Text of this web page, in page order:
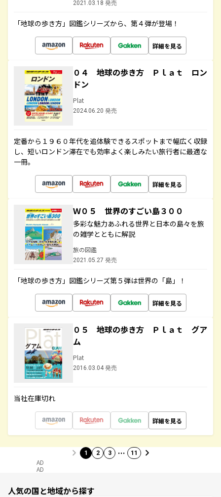
2021.03.18 発売
「地球の歩き方」図鑑シリーズから、第４弾が登場！
詳細を見る
０４ 地球の歩き方 Ｐｌａｔ ロン
ドン
Plat
2024.06.20 発売
定番から１９６０年代を追体験できるスポットまで幅広く収録
し、短いロンドン滞在でも効率よく楽しみたい旅行者に最適な
一冊。
詳細を見る
Ｗ０５ 世界のすごい島３００
多彩な魅力あふれる世界と日本の島々を旅
の雑学とともに解説
旅の図鑑
2021.05.27 発売
「地球の歩き方」図鑑シリーズ第５弾は世界の「島」！
詳細を見る
０５ 地球の歩き方 Ｐｌａｔ グア
ム
Plat
2016.03.04 発売
当社在庫切れ
詳細を見る
1 2 3 … 11
AD
AD
人気の国と地域から探す